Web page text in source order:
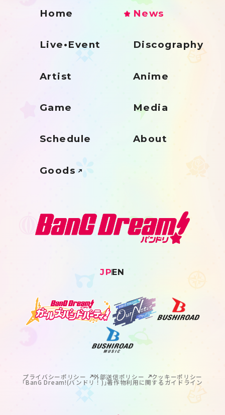
Home News
Live•Event Discography
Artist Anime
Game Media
Schedule About
Goods
JPEN
プライバシーポリシー 外部送信ポリシー クッキーポリシー
｢BanG Dream!(バンドリ！)｣著作物利用に関するガイドライン